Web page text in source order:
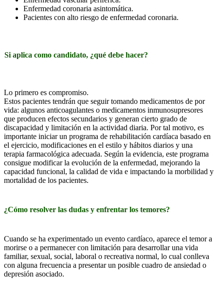
Enfermedad coronaria asintomática.
Pacientes con alto riesgo de enfermedad coronaria.
Si aplica como candidato, ¿qué debe hacer?
Lo primero es compromiso.
Estos pacientes tendrán que seguir tomando medicamentos de por
vida: algunos anticoagulantes o medicamentos inmunosupresores
que producen efectos secundarios y generan cierto grado de
discapacidad y limitación en la actividad diaria. Por tal motivo, es
importante iniciar un programa de rehabilitación cardíaca basado en
el ejercicio, modificaciones en el estilo y hábitos diarios y una
terapia farmacológica adecuada. Según la evidencia, este programa
consigue modificar la evolución de la enfermedad, mejorando la
capacidad funcional, la calidad de vida e impactando la morbilidad y
mortalidad de los pacientes.
¿Cómo resolver las dudas y enfrentar los temores?
Cuando se ha experimentado un evento cardíaco, aparece el temor a
morirse o a permanecer con limitación para desarrollar una vida
familiar, sexual, social, laboral o recreativa normal, lo cual conlleva
con alguna frecuencia a presentar un posible cuadro de ansiedad o
depresión asociado.